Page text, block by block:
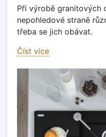
Při výrobě granitových
nepohledové straně
třeba se jich obávat.
Číst více